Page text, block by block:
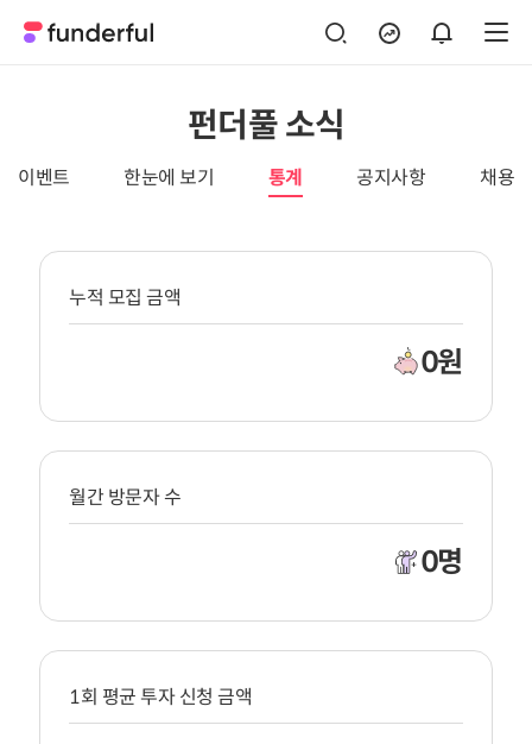
펀더풀 소식
이벤트 한눈에 보기 통계 공지사항 채용
누적 모집 금액
0원
월간 방문자 수
0명
1회 평균 투자 신청 금액